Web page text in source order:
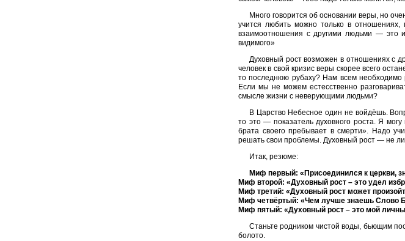
Много говорится об основании веры, но
учится любить можно только в
взаимоотношения с другими людьми — это
видимого»
Духовный рост возможен в отношениях с
человек в свой кризис веры скорее всего
то последнюю рубаху? Нам всем необходимо
Если мы не можем естесственно
смысле жизни с неверующими людьми?
В Царство Небесное один не войдёшь.
то это — показатель духовного роста. Я
брата своего пребывает в смерти». Надо
решать свои проблемы. Духовный рост — не
Итак, резюме:
Миф первый: «Присоединился к церкви,
Миф второй: «Духовный рост – это удел
Миф третий: «Духовный рост может
Миф четвёртый: «Чем лучше знаешь Слово
Миф пятый: «Духовный рост – это мой
Станьте родником чистой воды, бьющим
болото.